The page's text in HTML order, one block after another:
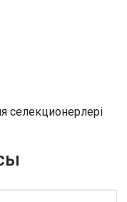
селекционерлері